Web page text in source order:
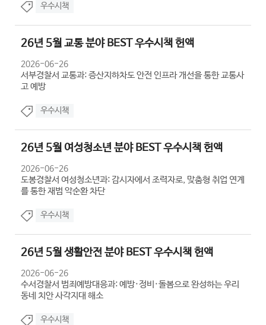
우수시책
26년 5월 교통 분야 BEST 우수시책 헌액
2026-06-26
서부경찰서 교통과: 증산지하차도 안전 인프라 개선을 통한 교통사
고 예방
우수시책
26년 5월 여성청소년 분야 BEST 우수시책 헌액
2026-06-26
도봉경찰서 여성청소년과: 감시자에서 조력자로, 맞춤형 취업 연계
를 통한 재범 악순환 차단
우수시책
26년 5월 생활안전 분야 BEST 우수시책 헌액
2026-06-26
수서경찰서 범죄예방대응과: 예방·정비·돌봄으로 완성하는 우리
동네 치안 사각지대 해소
우수시책